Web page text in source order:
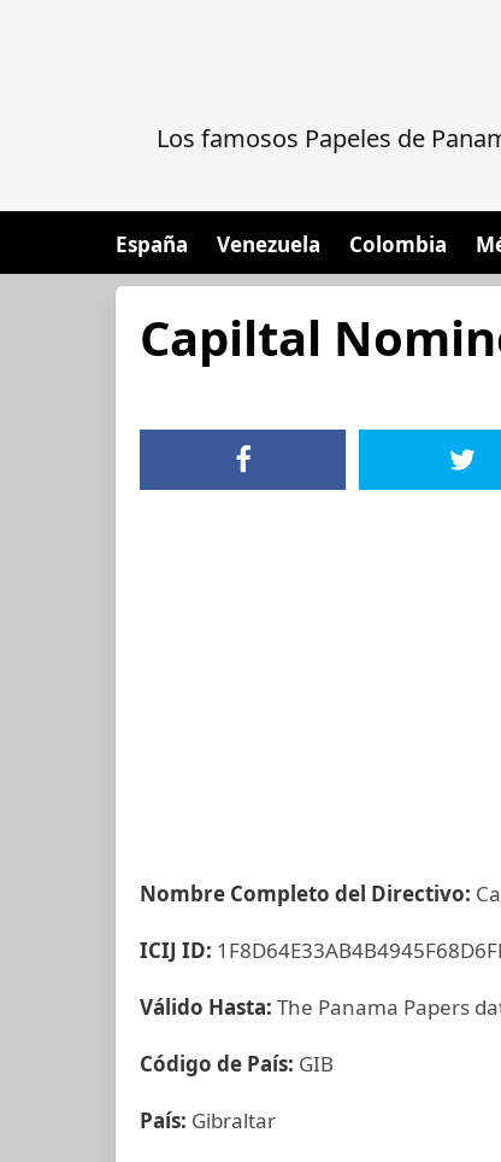
Los famosos Papeles de
España Venezuela Colombia
Capiltal
Nombre Completo del Directivo:
ICIJ ID:
Válido Hasta: The Panama Papers
Código de País: GIB
País: Gibraltar